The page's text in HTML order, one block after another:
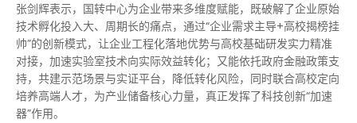
张剑辉表示，国转中心为企业带来多维度赋能，既破解了企业原始
技术孵化投入大、周期长的痛点，通过“企业需求主导+高校揭榜挂
帅”的创新模式，让企业工程化落地优势与高校基础研发实力精准
对接，加速实验室技术向实际效益转化；又能依托政府金融政策支
持，共建示范场景与实证平台，降低转化风险，同时联合高校定向
培养高端人才，为产业储备核心力量，真正发挥了科技创新“加速
器”作用。